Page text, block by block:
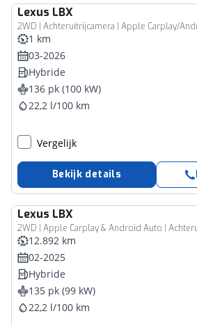
Lexus LBX
1 km
03-2026
Hybride
136 pk (100 kW)
22,2 l/100 km
Vergelijk
Bekijk details
Lexus LBX
12.892 km
02-2025
Hybride
135 pk (99 kW)
22,2 l/100 km